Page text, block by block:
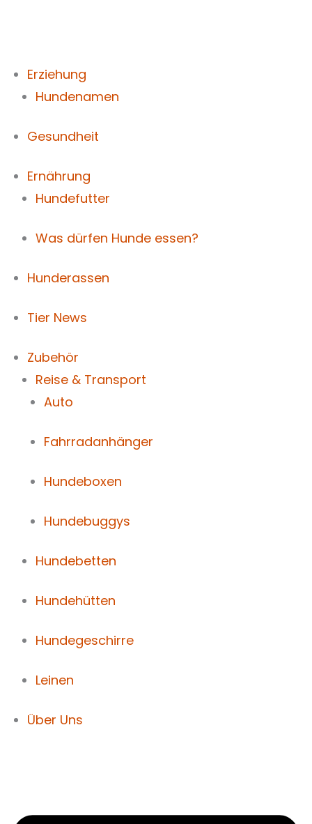
Erziehung
Hundenamen
Gesundheit
Ernährung
Hundefutter
Was dürfen Hunde essen?
Hunderassen
Tier News
Zubehör
Reise & Transport
Auto
Fahrradanhänger
Hundeboxen
Hundebuggys
Hundebetten
Hundehütten
Hundegeschirre
Leinen
Über Uns